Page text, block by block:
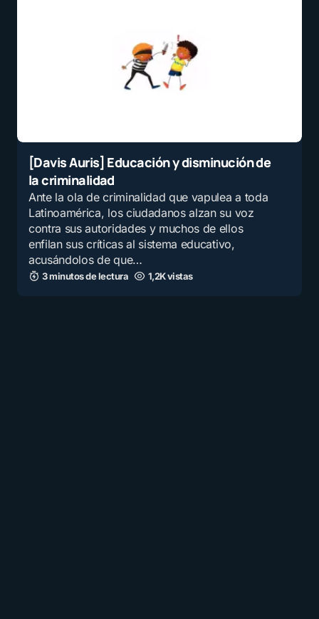
[Davis Auris] Educación y disminución de
la criminalidad
Ante la ola de criminalidad que vapulea a toda
Latinoamérica, los ciudadanos alzan su voz
contra sus autoridades y muchos de ellos
enfilan sus críticas al sistema educativo,
acusándolos de que…
3 minutos de lectura 1,2K vistas